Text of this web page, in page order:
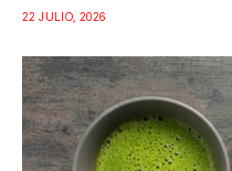
22 JULIO, 2026